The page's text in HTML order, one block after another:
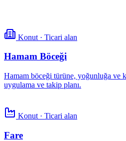
Konut · Ticari alan
Hamam Böceği
Hamam böceği türüne, yoğunluğa ve
uygulama ve takip planı.
Konut · Ticari alan
Fare